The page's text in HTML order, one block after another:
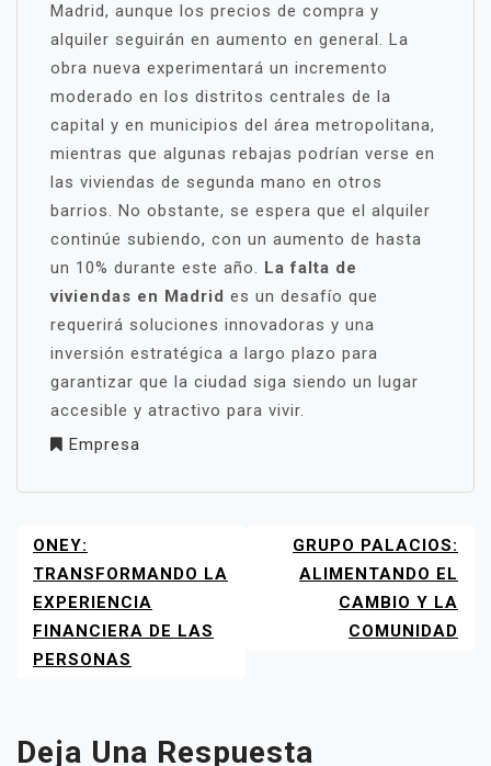
Madrid, aunque los precios de compra y
alquiler seguirán en aumento en general. La
obra nueva experimentará un incremento
moderado en los distritos centrales de la
capital y en municipios del área metropolitana,
mientras que algunas rebajas podrían verse en
las viviendas de segunda mano en otros
barrios. No obstante, se espera que el alquiler
continúe subiendo, con un aumento de hasta
un 10% durante este año. La falta de
viviendas en Madrid es un desafío que
requerirá soluciones innovadoras y una
inversión estratégica a largo plazo para
garantizar que la ciudad siga siendo un lugar
accesible y atractivo para vivir.
Empresa
NAVEGACIÓN
DE
ENTRADAS
ONEY:
TRANSFORMANDO LA
EXPERIENCIA
FINANCIERA DE LAS
PERSONAS
GRUPO PALACIOS:
ALIMENTANDO EL
CAMBIO Y LA
COMUNIDAD
Deja Una Respuesta